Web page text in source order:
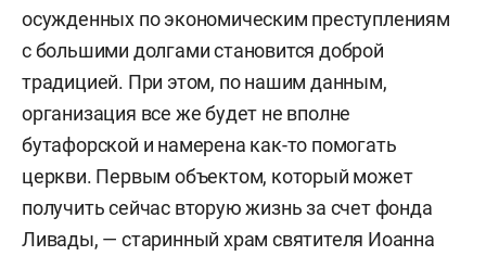
осужденных по экономическим преступлениям
с большими долгами становится доброй
традицией. При этом, по нашим данным,
организация все же будет не вполне
бутафорской и намерена как-то помогать
церкви. Первым объектом, который может
получить сейчас вторую жизнь за счет фонда
Ливады, — старинный храм святителя Иоанна